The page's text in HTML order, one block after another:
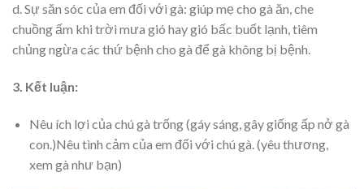
d. Sự săn sóc của em đối với gà: giúp mẹ cho gà ăn, che
chuồng ấm khi trời mưa gió hay gió bấc buốt lạnh, tiêm
chủng ngừa các thứ bệnh cho gà để gà không bị bệnh.
3. Kết luận:
Nêu ích lợi của chú gà trống (gáy sáng, gây giống ấp nở gà
con.)Nêu tình cảm của em đối với chú gà. (yêu thương,
xem gà như bạn)